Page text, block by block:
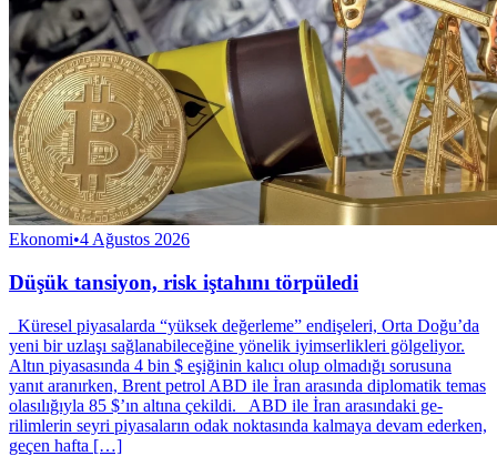
Ekonomi•4 Ağustos 2026
Düşük tansiyon, risk iştahını törpüledi
Küresel piyasalarda “yüksek değerleme” endişeleri, Orta Doğu’da
yeni bir uzlaşı sağlanabileceğine yönelik iyimserlikleri gölgeliyor.
Altın piyasasında 4 bin $ eşiğinin kalıcı olup olmadığı sorusuna
yanıt aranırken, Brent petrol ABD ile İran arasında diplomatik temas
olasılığıyla 85 $’ın altına çekildi. ABD ile İran arasındaki ge­
rilimlerin seyri piyasala­rın odak noktasında kal­maya devam ederken,
geçen haf­ta […]